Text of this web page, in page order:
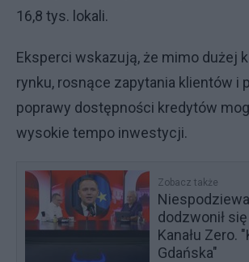
16,8 tys. lokali.
Eksperci wskazują, że mimo dużej
rynku, rosnące zapytania klientów i
poprawy dostępności kredytów
wysokie tempo inwestycji.
Zobacz także
dodzwonił
Kanału Zero.
Gdańska"